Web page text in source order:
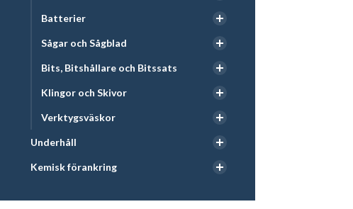
Batterier
Sågar och Sågblad
Bits, Bitshållare och Bitssats
Klingor och Skivor
Verktygsväskor
Underhåll
Kemisk förankring